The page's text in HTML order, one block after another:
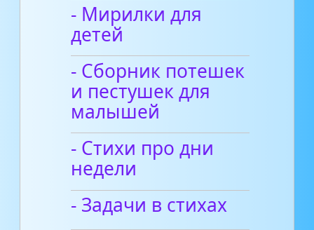
- Мирилки для
детей
- Сборник потешек
и пестушек для
малышей
- Стихи про дни
недели
- Задачи в стихах